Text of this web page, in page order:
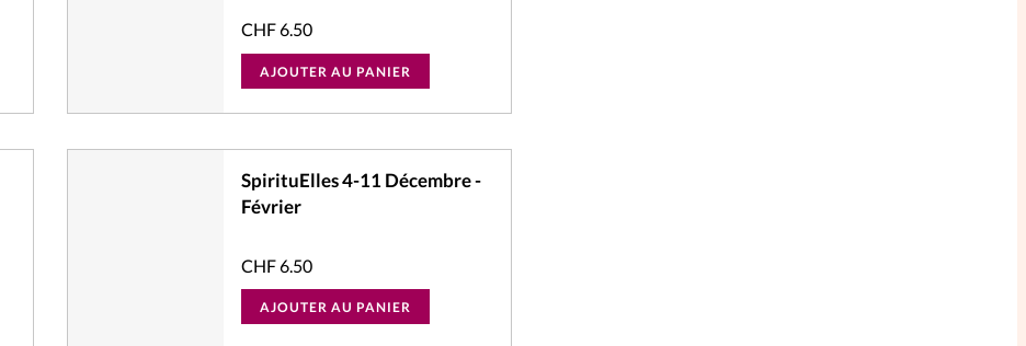
CHF6.50
AJOUTER AU PANIER
SpirituElles 4-11 Décembre -
Février
CHF6.50
AJOUTER AU PANIER